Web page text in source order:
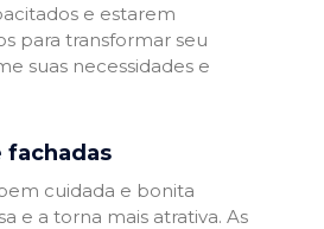
e estarem
para transformar seu
suas necessidades e
fachadas
cuidada e bonita
e a torna mais atrativa. As